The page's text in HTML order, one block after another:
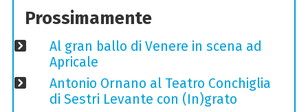
Prossimamente
Al gran ballo di Venere in scena ad
Apricale
Antonio Ornano al Teatro Conchiglia
di Sestri Levante con (In)grato